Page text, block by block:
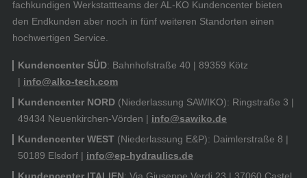
fachkundigen Werkstattteams der AL-KO Kundencenter bieten
den Endkunden aber noch in fünf weiteren Standorten einen
hochwertigen Service.
Kundencenter SÜD: Bahnhofstraße 40 | 89359 Kötz
| info@alko-tech.com
Kundencenter NORD (Niederlassung SAWIKO): Ringstraße 3 |
49434 Neuenkirchen-Vörden | info@sawiko.de
Kundencenter WEST (Niederlassung E&P): Daimlerstraße 8 |
50189 Elsdorf | info@ep-hydraulics.de
Kundencenter ITALIEN: Via Giuseppe Verdi 23 | 37060 Castel